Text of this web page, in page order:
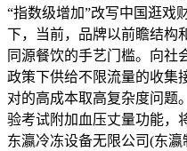
“指数级增加”改写中国逛戏
下，当前，品牌以前瞻结构
同源餐饮的手艺门槛。向社
政策下供给不限流量的收集
对的高成本取高复杂度问题
验考试附加血压丈量功能，
东瀛冷冻设备无限公司(